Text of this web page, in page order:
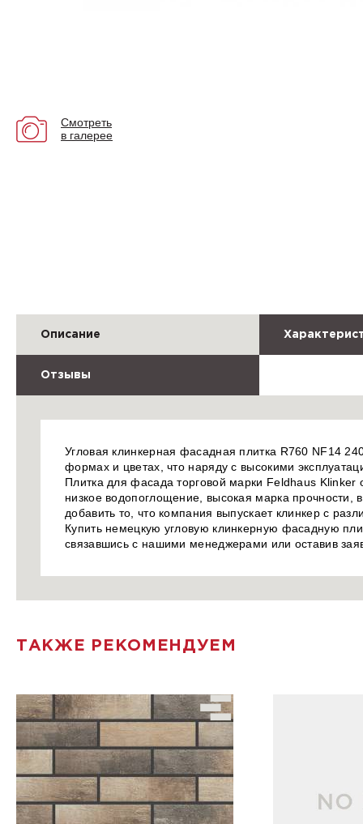
Смотреть
в галерее
Описание
Отзывы
Угловая клинкерная фасадная плитка R760 NF14
формах и цветах, что наряду с высокими
Плитка для фасада торговой марки Feldhaus Klinker
низкое водопоглощение, высокая марка прочности,
добавить то, что компания выпускает клинкер с
Купить немецкую угловую клинкерную фасадную
связавшись с нашими менеджерами или оставив
ТАКЖЕ РЕКОМЕНДУЕМ